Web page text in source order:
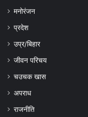
मनोरंजन
प्रदेश
उप्र/बिहार
जीवन परिचय
चउचक खास
अपराध
राजनीति